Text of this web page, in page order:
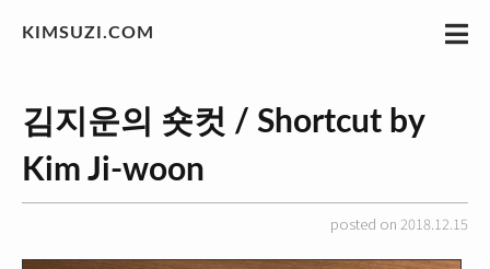
KIMSUZI.COM
김지운의 숏컷 / Shortcut by
Kim Ji-woon
posted on 2018.12.15